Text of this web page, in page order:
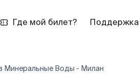
Где мой билет? Поддержка
Минеральные Воды - Милан